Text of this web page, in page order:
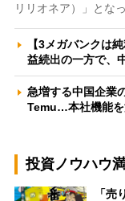
リリオネア）」とな
【3メガバンクは
益続出の一方で、
急増する中国企業
Temu…本社機能
投資ノウハウ
「